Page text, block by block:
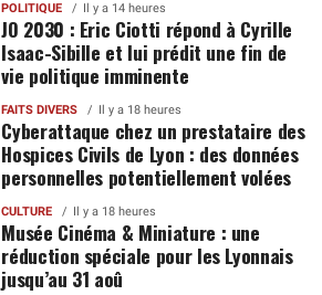
POLITIQUE Il y a 14 heures
JO 2030 : Eric Ciotti répond à Cyrille
Isaac-Sibille et lui prédit une fin de
vie politique imminente
FAITS DIVERS Il y a 18 heures
Cyberattaque chez un prestataire des
Hospices Civils de Lyon : des données
personnelles potentiellement volées
CULTURE Il y a 18 heures
Musée Cinéma & Miniature : une
réduction spéciale pour les Lyonnais
jusqu’au 31 aoû